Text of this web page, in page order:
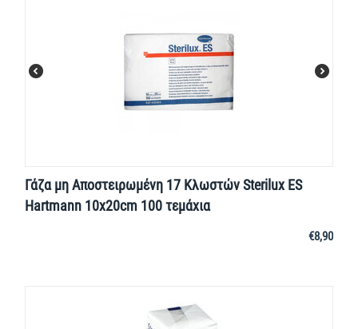
Γάζα μη Αποστειρωμένη 17 Κλωστών Sterilux ES
Hartmann 10x20cm 100 τεμάχια
€8,90